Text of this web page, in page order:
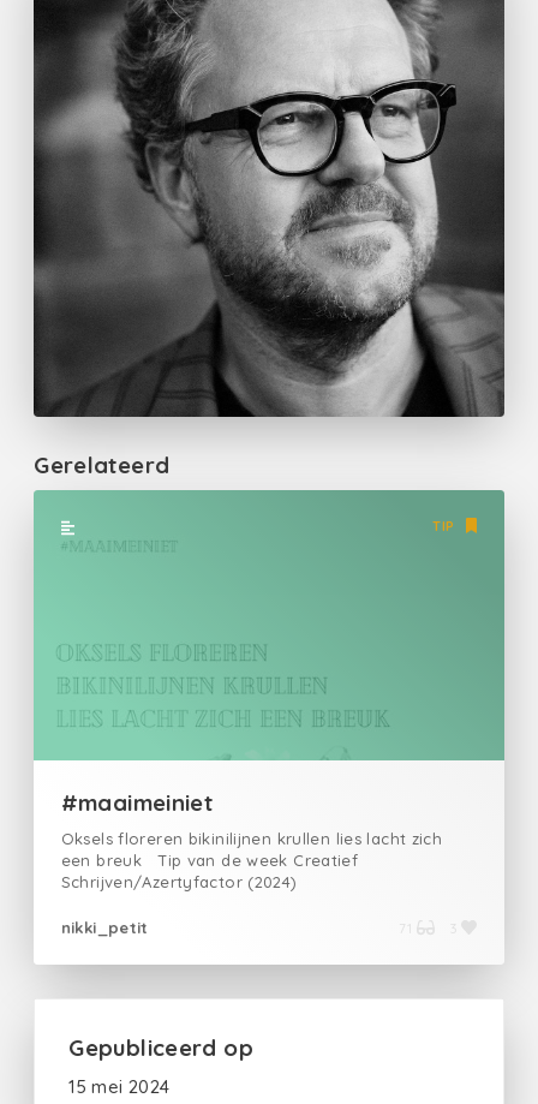
Gerelateerd
TIP
#maaimeiniet
Oksels floreren bikinilijnen krullen lies lacht zich
een breuk Tip van de week Creatief
Schrijven/Azertyfactor (2024)
nikki_petit
Gepubliceerd op
15 mei 2024